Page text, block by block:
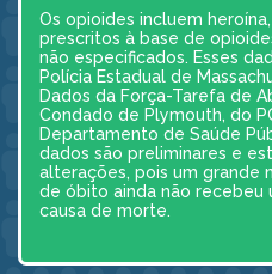
Os opioides incluem
prescritos à base de
não especificados. Esses
Polícia Estadual de
Dados da Força-Tarefa de
Condado de Plymouth, do
Departamento de Saúde
dados são preliminares e
alterações, pois um grande
de óbito ainda não recebeu
causa de morte.